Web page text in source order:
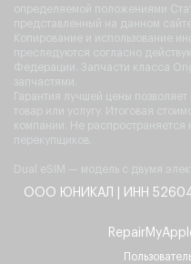
определяемой положениями
представленный на данном
Копирование и использование
преследуются согласно
Федерации. Запчасти класса
запчастями.
Гарантия лучшей цены
товар или услугу. Итоговая
компании. Не распространяется
перекупщиков.
Dual eSIM — модель с двумя
ООО ЮНИКАЛ | ИНН